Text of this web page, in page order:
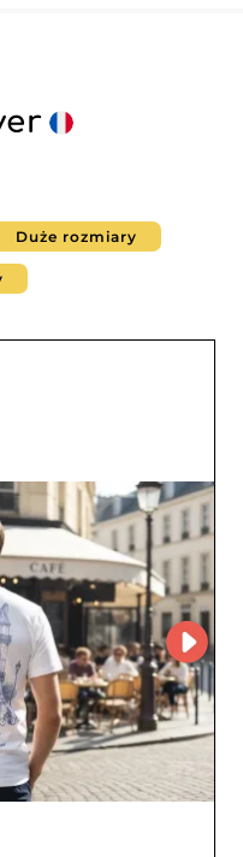
Duże rozmiary